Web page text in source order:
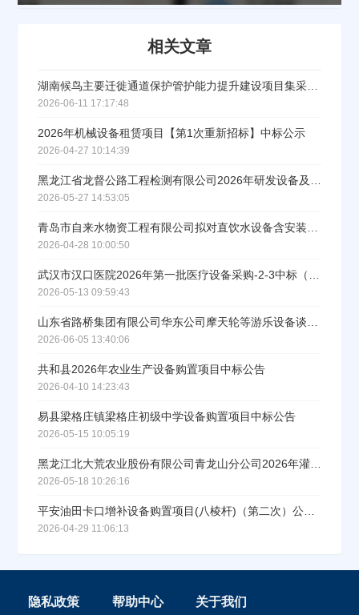
相关文章
湖南候鸟主要迁徙通道保护管护能力提升建设项目集采设备LED屏采购中标（成交）公告
2026-06-11 17:17:48
2026年机械设备租赁项目【第1次重新招标】中标公示
2026-04-27 10:14:39
黑龙江省龙督公路工程检测有限公司2026年研发设备及试验耗材采购项目成交结果公告
2026-05-27 14:53:05
青岛市自来水物资工程有限公司拟对直饮水设备含安装调试竞价成交结果公示
2026-04-28 10:00:50
武汉市汉口医院2026年第一批医疗设备采购-2-3中标（成交）结果公告
2026-05-13 09:59:43
山东省路桥集团有限公司华东公司摩天轮等游乐设备谈判采购中标公示
2026-06-05 13:40:06
共和县2026年农业生产设备购置项目中标公告
2026-04-10 14:23:43
易县梁格庄镇梁格庄初级中学设备购置项目中标公告
2026-05-15 10:05:19
黑龙江北大荒农业股份有限公司青龙山分公司2026年灌溉设备购置项目成交公告
2026-05-18 10:26:16
平安油田卡口增补设备购置项目(八棱杆)（第二次）公开询比转直接采购公示
2026-04-29 11:06:13
隐私政策 帮助中心 关于我们
请选择省市